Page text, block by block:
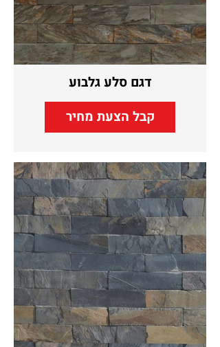
דגם סלע גלבוע
קבל הצעת מחיר